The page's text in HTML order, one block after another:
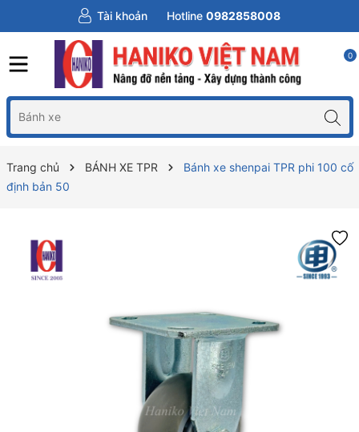
Tài khoản Hotline 0982858008
0
Trang chủ BÁNH XE TPR
Bánh xe shenpai TPR phi 100 cố
định bản 50